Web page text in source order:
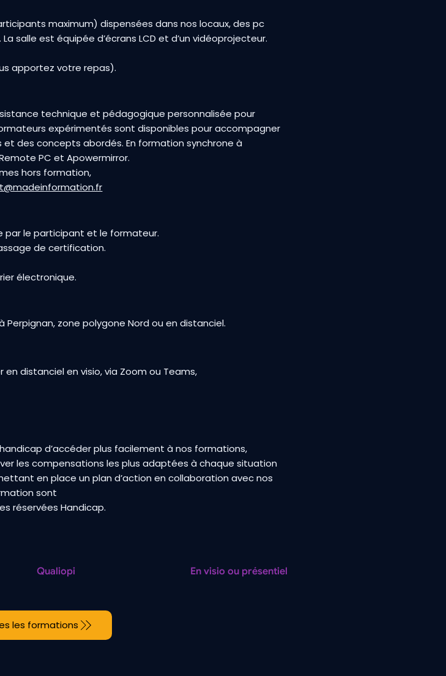
maximum) dispensées dans nos locaux, des pc
salle est équipée d’écrans LCD et d’un vidéoprojecteur.
apportez votre repas).
technique et pédagogique personnalisée pour
expérimentés sont disponibles pour accompagner
des concepts abordés. En formation synchrone à
PC et Apowermirror.
hors formation,
par le participant et le formateur.
de certification.
électronique.
zone polygone Nord ou en distanciel.
distanciel en visio, via Zoom ou Teams,
d’accéder plus facilement à nos formations,
les compensations les plus adaptées à chaque situation
en place un plan d’action en collaboration avec nos
sont
réservées Handicap.
Qualiopi En visio ou présentiel
les formations